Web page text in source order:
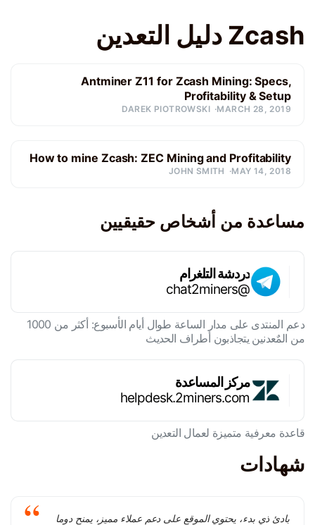
Zcash دليل التعدين
Antminer Z11 for Zcash Mining: Specs,
Profitability & Setup
MARCH 28, 2019
DAREK PIOTROWSKI
How to mine Zcash: ZEC Mining and Profitability
MAY 14, 2018
JOHN SMITH
مساعدة من أشخاص حقيقيين
دردشة التلغرام
@chat2miners
دعم المنتدى على مدار الساعة طوال أيام الأسبوع: أكثر من 1000
من المٌعدنين يتجاذبون أطراف الحديث
مركز المساعدة
helpdesk.2miners.com
قاعدة معرفية متميزة لعمال التعدين
شهادات
بادئ ذي بدء، يحتوي الموقع على دعم عملاء مميز، يمنح دوما